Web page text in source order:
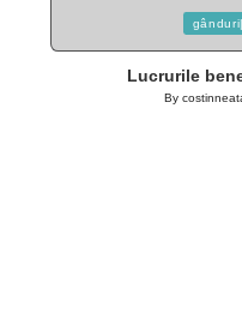
in
Lucrurile
Posted
By